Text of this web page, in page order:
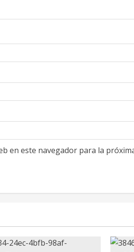
en este navegador para la